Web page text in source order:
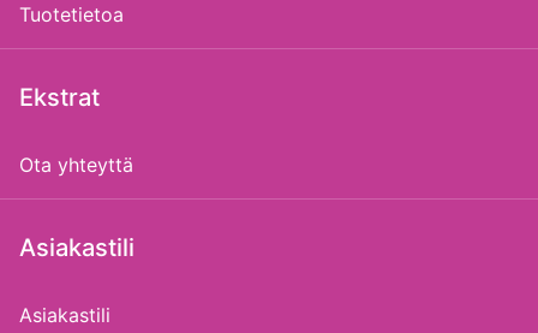
Tuotetietoa
Ekstrat
Ota yhteyttä
Asiakastili
Asiakastili